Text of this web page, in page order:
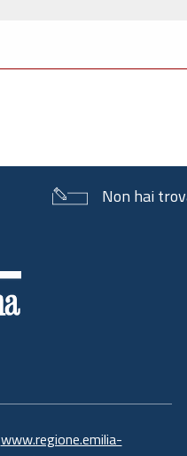
Non hai
www.regione.emilia-